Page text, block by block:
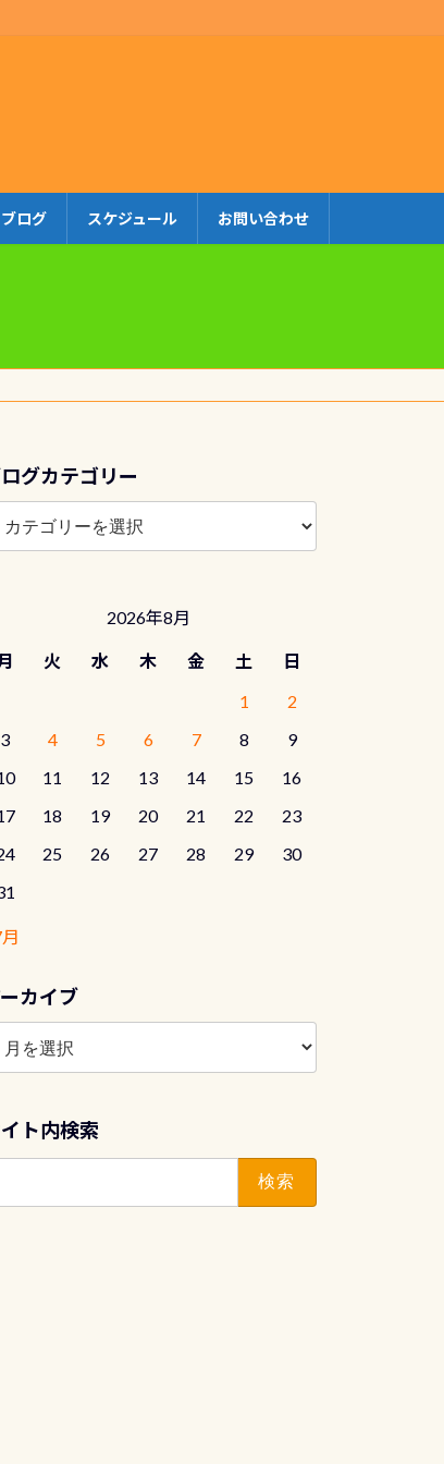
ブログ スケジュール お問い合わせ
グカテゴリー
2026年8月
火 水 木 金 土
日
1
2
3
4 5 6 7 8
9
11 12 13 14 15
16
18 19 20 21 22
23
25 26 27 28 29
30
カイブ
ト内検索